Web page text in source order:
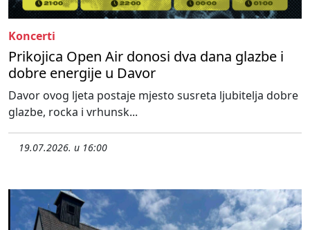
Koncerti
Prikojica Open Air donosi dva dana glazbe i
dobre energije u Davor
Davor ovog ljeta postaje mjesto susreta ljubitelja dobre
glazbe, rocka i vrhunsk...
19.07.2026. u 16:00